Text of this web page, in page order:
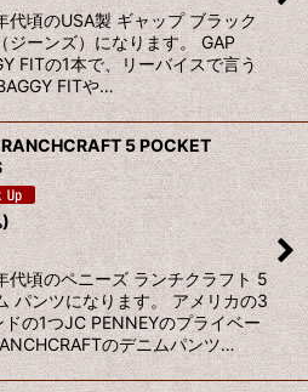
代頃のUSA製 ギャップ ブラック
ジーンズ）になります。 GAP
FITの1本で、リーバイスで言う
FITや…
5 POCKET
代頃のペニーズ ランチクラフト 5
パンツになります。 アメリカの3
の1つJC PENNEYのプライベー
のデニムパンツ…